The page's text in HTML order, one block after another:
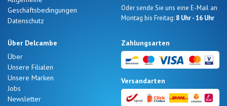
Geschäftsbedingungen
Datenschutz
Oder sende Sie uns eine E-Mail an
Montag bis Freitag: 8 Uhr - 16 Uhr
Über Delcambe
Über
Unsere Filialen
Unsere Marken
Jobs
Newsletter
Zahlungsarten
Versandarten